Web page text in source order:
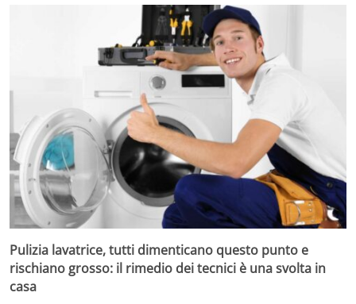
Pulizia lavatrice, tutti dimenticano questo punto e
rischiano grosso: il rimedio dei tecnici è una svolta in
casa